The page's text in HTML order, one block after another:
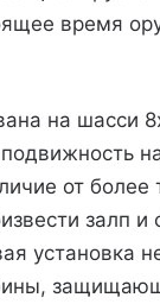
время
на шасси
от
залп
установка